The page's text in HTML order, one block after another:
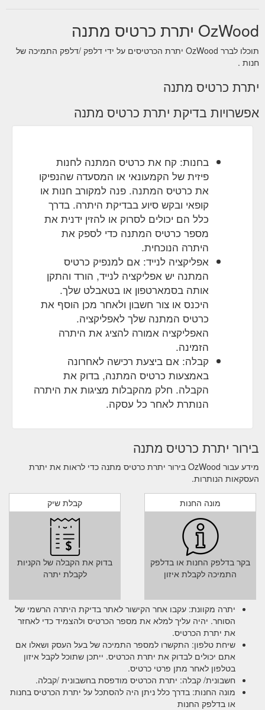
https://ozwood.com.au/collections/all
Gift Card - OzWood
Gift Card. $10.00. Shopping for
cards are delivered by email and contain instructions to
additional processing fees. Title: Collections: Gifts.
Share: Related Items. Quick View Jarrah Pool Cue from
OzWood יתרת כרטיס מתנה
תוכלו לברר OzWood יתרת הכרטיסים על ידי דלפק /דלפק התמיכה של
חנות .
יתרת כרטיס מתנה
אפשרויות בדיקת יתרת כרטיס מתנה
בחנות: קח את כרטיס המתנה לחנות
פיזית של הקמעונאי או המסעדה שהנפיקו
את כרטיס המתנה. פנה למקורב חנות או
קופאי ובקש סיוע בבדיקת היתרה. בדרך
כלל הם יכולים לסרוק או להזין ידנית את
מספר כרטיס המתנה כדי לספק את
היתרה הנוכחית.
אפליקציה לנייד: אם למנפיק כרטיס
המתנה יש אפליקציה לנייד, הורד והתקן
אותה בסמארטפון או בטאבלט שלך.
היכנס או צור חשבון ולאחר מכן הוסף את
כרטיס המתנה שלך לאפליקציה.
האפליקציה אמורה להציג את היתרה
הזמינה.
קבלה: אם ביצעת רכישה לאחרונה
באמצעות כרטיס המתנה, בדוק את
הקבלה. חלק מהקבלות מציגות את היתרה
הנותרת לאחר כל עסקה.
בירור יתרת כרטיס מתנה
מידע עבור OzWood בירור יתרת כרטיס מתנה כדי לראות את יתרת
העסקאות הנותרות.
קבלת שיק
בדוק את הקבלה של הקניות
לקבלת יתרה
מונה החנות
בקר בדלפק החנות או בדלפק
התמיכה לקבלת איזון
יתרה מקוונת: עקבו אחר הקישור לאתר בדיקת היתרה הרשמי של
הסוחר. יהיה עליך למלא את מספר הכרטיס ולהצמיד כדי לאחזר
את יתרת הכרטיס.
שיחת טלפון: התקשרו למספר התמיכה של בעל העסק ושאלו אם
אתם יכולים לבדוק את יתרת הכרטיס. ייתכן שתוכל לקבל איזון
בטלפון לאחר מתן פרטי כרטיס.
חשבונית/ קבלה: יתרת הכרטיס מודפסת בחשבונית /קבלה.
מונה החנות: בדרך כלל ניתן היה להסתכל על יתרת הכרטיס בחנות
או בדלפק החנות